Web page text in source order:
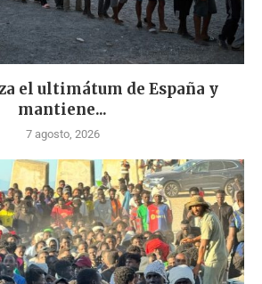
el ultimátum de España y
mantiene...
7 agosto, 2026